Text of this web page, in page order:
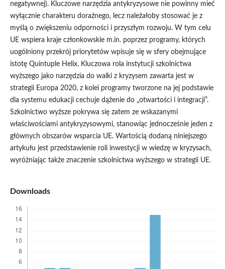
negatywnej). Kluczowe narzędzia antykryzysowe nie powinny mieć
wyłącznie charakteru doraźnego, lecz należałoby stosować je z
myślą o zwiększeniu odporności i przyszłym rozwoju. W tym celu
UE wspiera kraje członkowskie m.in. poprzez programy, których
uogólniony przekrój priorytetów wpisuje się w sfery obejmujące
istotę Quintuple Helix. Kluczowa rola instytucji szkolnictwa
wyższego jako narzędzia do walki z kryzysem zawarta jest w
strategii Europa 2020, z kolei programy tworzone na jej podstawie
dla systemu edukacji cechuje dążenie do „otwartości i integracji”.
Szkolnictwo wyższe pokrywa się zatem ze wskazanymi
właściwościami antykryzysowymi, stanowiąc jednocześnie jeden z
głównych obszarów wsparcia UE. Wartością dodaną niniejszego
artykułu jest przedstawienie roli inwestycji w wiedzę w kryzysach,
wyróżniając także znaczenie szkolnictwa wyższego w strategii UE.
Downloads